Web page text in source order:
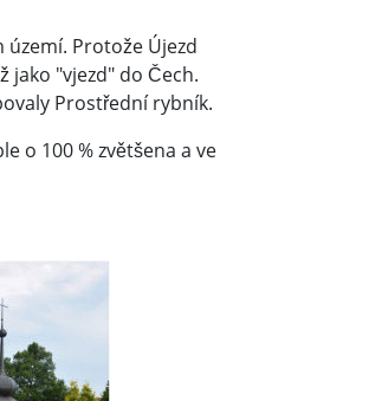
území. Protože Újezd
jako "vjezd" do Čech.
Prostřední rybník.
o 100 % zvětšena a ve